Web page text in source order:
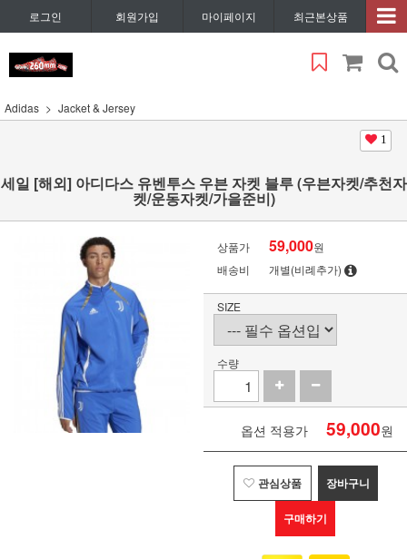
로그인 회원가입 마이페이지 최근본상품
Adidas Jacket & Jersey
1
세일 [해외] 아디다스 유벤투스 우븐 자켓 블루 (우븐자켓/추천자
켓/운동자켓/가을준비)
상품가 59,000원
배송비
개별(비례추가)
SIZE
수량
옵션 적용가 59,000원
관심상품 장바구니
구매하기